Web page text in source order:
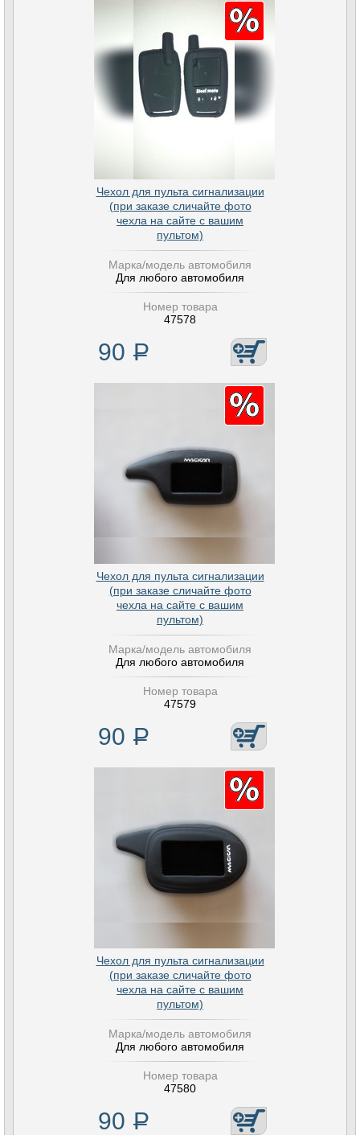
Чехол для пульта сигнализации
(при заказе сличайте фото
чехла на сайте с вашим
пультом)
Марка/модель автомобиля
Для любого автомобиля
Номер товара
47578
90 Р
Чехол для пульта сигнализации
(при заказе сличайте фото
чехла на сайте с вашим
пультом)
Марка/модель автомобиля
Для любого автомобиля
Номер товара
47579
90 Р
Чехол для пульта сигнализации
(при заказе сличайте фото
чехла на сайте с вашим
пультом)
Марка/модель автомобиля
Для любого автомобиля
Номер товара
47580
90 Р